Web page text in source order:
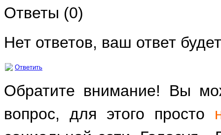
Ответы (0)
Нет ответов, ваш ответ
Ответить
Обратите внимание! Вы
вопрос, для этого просто